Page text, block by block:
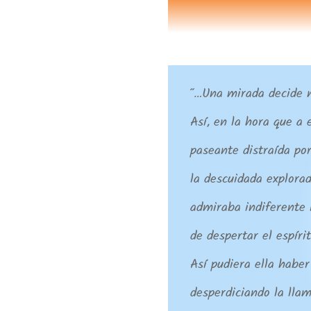
“…Una mirada decide
Así, en la hora que a
paseante distraída
la descuidada
admiraba indiferente
de despertar el
Así pudiera ella
desperdiciando la